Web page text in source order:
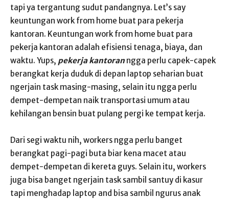
tapi ya tergantung sudut pandangnya. Let’s say
keuntungan work from home buat para pekerja
kantoran. Keuntungan work from home buat para
pekerja kantoran adalah efisiensi tenaga, biaya, dan
waktu. Yups, pekerja kantoranngga perlu capek-capek
berangkat kerja duduk di depan laptop seharian buat
ngerjain task masing-masing, selain itu ngga perlu
dempet-dempetan naik transportasi umum atau
kehilangan bensin buat pulang pergi ke tempat kerja.
Dari segi waktu nih, workers ngga perlu banget
berangkat pagi-pagi buta biar kena macet atau
dempet-dempetan di kereta guys. Selain itu, workers
juga bisa banget ngerjain task sambil santuy di kasur
tapi menghadap laptop and bisa sambil ngurus anak